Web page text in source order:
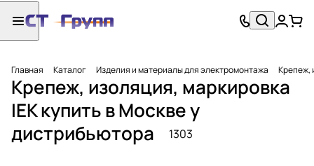
Главная Каталог Изделия и материалы для электромонтажа Крепеж,
Крепеж, изоляция, маркировка
IEK купить в Москве у
дистрибьютора
1303